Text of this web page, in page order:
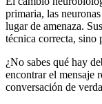
primaria, las
lugar de amenaza.
técnica correcta, sino
¿No sabes qué hay
encontrar el mensaje
conversación de